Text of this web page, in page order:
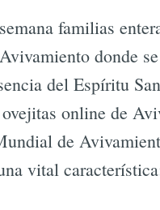
familias
donde
del Espíritu
online de
de
vital